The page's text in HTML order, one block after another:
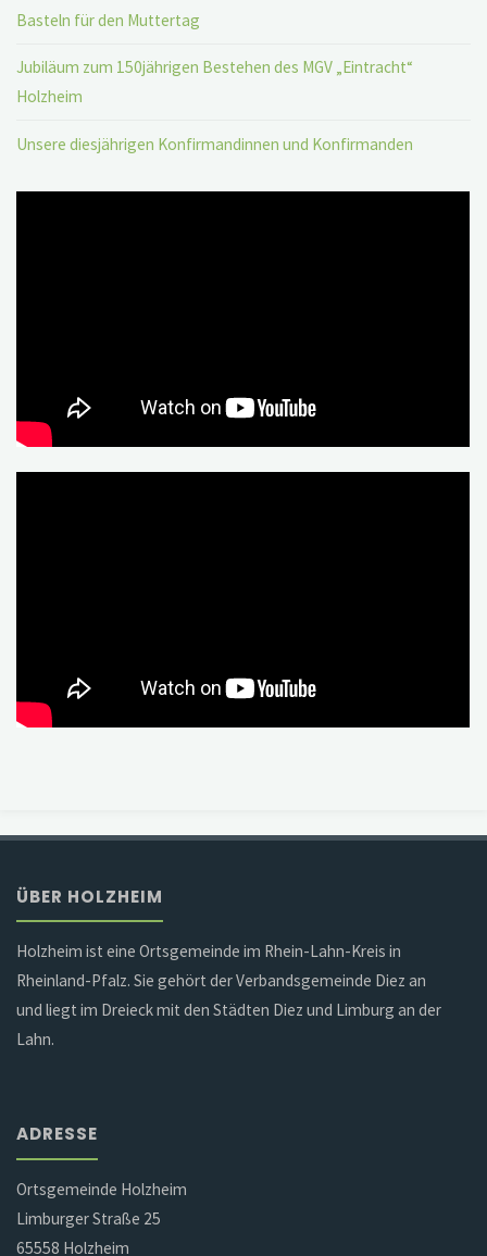
Basteln für den Muttertag
Jubiläum zum 150jährigen Bestehen des MGV „Eintracht“
Holzheim
Unsere diesjährigen Konfirmandinnen und Konfirmanden
ÜBER HOLZHEIM
Holzheim ist eine Ortsgemeinde im Rhein-Lahn-Kreis in
Rheinland-Pfalz. Sie gehört der Verbandsgemeinde Diez an
und liegt im Dreieck mit den Städten Diez und Limburg an der
Lahn.
ADRESSE
Ortsgemeinde Holzheim
Limburger Straße 25
65558 Holzheim